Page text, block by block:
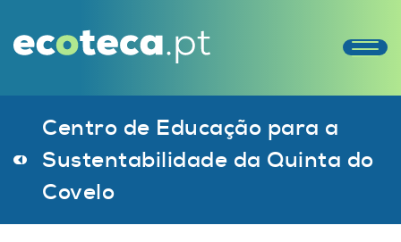
Centro de Educação para a
Sustentabilidade da Quinta do
Covelo